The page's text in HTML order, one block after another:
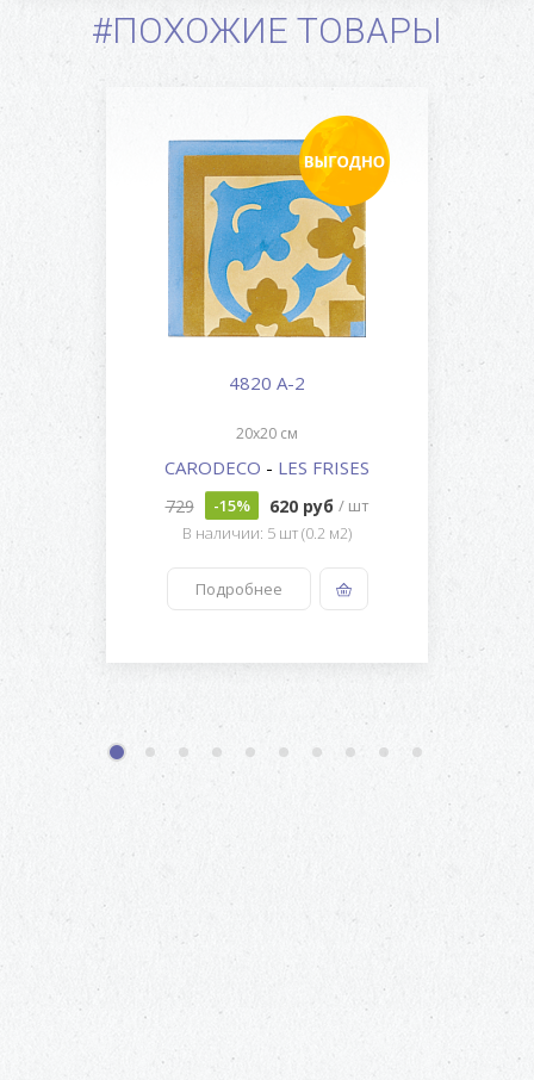
#ПОХОЖИЕ ТОВАРЫ
4820 A-2
20x20 см
CARODECO - LES FRISES
729 -15% 620 руб / шт
В наличии: 5 шт (0.2 м2)
Подробнее
1 2 3 4 5 6 7 8 9 10